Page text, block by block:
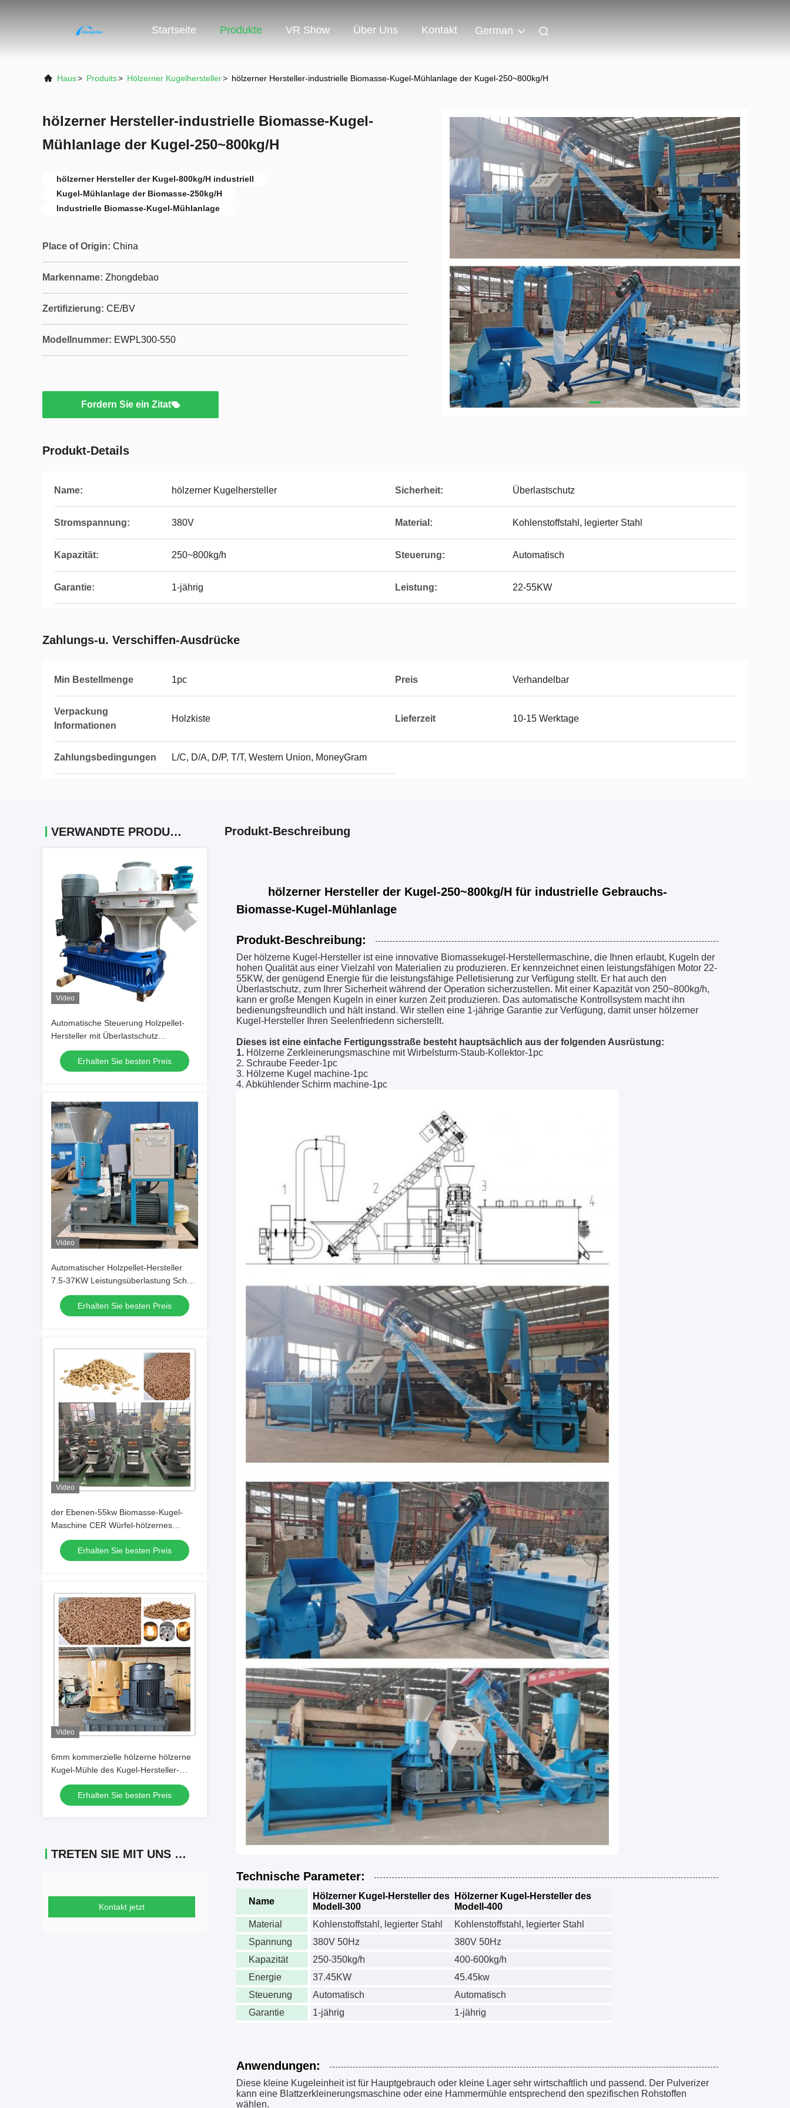
Startseite Produkte VR Show Über Uns Kontakt German
Haus> Produits> Hölzerner Kugelhersteller> hölzerner Hersteller-industrielle Biomasse-Kugel-Mühlanlage der Kugel-250~800kg/H
hölzerner Hersteller-industrielle Biomasse-Kugel-
Mühlanlage der Kugel-250~800kg/H
hölzerner Hersteller der Kugel-800kg/H industriell
Kugel-Mühlanlage der Biomasse-250kg/H
Industrielle Biomasse-Kugel-Mühlanlage
Place of Origin: China
Markenname: Zhongdebao
Zertifizierung: CE/BV
Modellnummer: EWPL300-550
Fordern Sie ein Zitat
Produkt-Details
Name: hölzerner Kugelhersteller Sicherheit: Überlastschutz
Stromspannung: 380V Material: Kohlenstoffstahl, legierter Stahl
Kapazität: 250~800kg/h Steuerung: Automatisch
Garantie: 1-jährig Leistung: 22-55KW
Zahlungs-u. Verschiffen-Ausdrücke
Min Bestellmenge 1pc Preis Verhandelbar
Verpackung
Informationen
Holzkiste Lieferzeit 10-15 Werktage
Zahlungsbedingungen L/C, D/A, D/P, T/T, Western Union, MoneyGram
VERWANDTE PRODUKTE
Video
Automatische Steuerung Holzpellet-
Hersteller mit Überlastschutz
Holzpellet-Maschine
Erhalten Sie besten Preis
Video
Automatischer Holzpellet-Hersteller
7.5-37KW Leistungsüberlastung Schutz
Kohlenstoff/Legierstahl
Erhalten Sie besten Preis
Video
der Ebenen-55kw Biomasse-Kugel-
Maschine CER Würfel-hölzernes
Kugel-des Hersteller-250-800kg/H
Erhalten Sie besten Preis
Video
6mm kommerzielle hölzerne hölzerne
Kugel-Mühle des Kugel-Hersteller-
5000kg/H
Erhalten Sie besten Preis
TRETEN SIE MIT UNS IN VERBINDUNG
Kontakt jetzt
Produkt-Beschreibung
hölzerner Hersteller der Kugel-250~800kg/H für industrielle Gebrauchs-
Biomasse-Kugel-Mühlanlage
Produkt-Beschreibung:
Der hölzerne Kugel-Hersteller ist eine innovative Biomassekugel-Herstellermaschine, die Ihnen erlaubt, Kugeln der
hohen Qualität aus einer Vielzahl von Materialien zu produzieren. Er kennzeichnet einen leistungsfähigen Motor 22-
55KW, der genügend Energie für die leistungsfähige Pelletisierung zur Verfügung stellt. Er hat auch den
Überlastschutz, zum Ihrer Sicherheit während der Operation sicherzustellen. Mit einer Kapazität von 250~800kg/h,
kann er große Mengen Kugeln in einer kurzen Zeit produzieren. Das automatische Kontrollsystem macht ihn
bedienungsfreundlich und hält instand. Wir stellen eine 1-jährige Garantie zur Verfügung, damit unser hölzerner
Kugel-Hersteller Ihren Seelenfriedenn sicherstellt.
Dieses ist eine einfache Fertigungsstraße besteht hauptsächlich aus der folgenden Ausrüstung:
1. Hölzerne Zerkleinerungsmaschine mitWirbelsturm-Staub-Kollektor-1pc
2. Schraube Feeder-1pc
3. Hölzerne Kugel machine-1pc
4. Abkühlender Schirm machine-1pc
Technische Parameter:
Name
Hölzerner Kugel-Hersteller des
Modell-300
Hölzerner Kugel-Hersteller des
Modell-400
Material
Kohlenstoffstahl, legierter Stahl
Kohlenstoffstahl, legierter Stahl
Spannung
380V 50Hz
380V 50Hz
Kapazität
250-350kg/h
400-600kg/h
Energie
37.45KW
45.45kw
Steuerung
Automatisch
Automatisch
Garantie
1-jährig 1-jährig
Anwendungen:
Diese kleine Kugeleinheit ist für Hauptgebrauch oder kleine Lager sehr wirtschaftlich und passend. Der Pulverizer
kann eine Blattzerkleinerungsmaschine oder eine Hammermühle entsprechend den spezifischen Rohstoffen
wählen.